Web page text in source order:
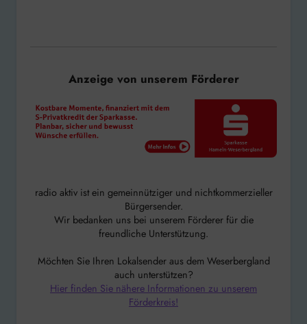
Anzeige von unserem Förderer
radio aktiv ist ein gemeinnütziger und nichtkommerzieller
Bürgersender.
Wir bedanken uns bei unserem Förderer für die
freundliche Unterstützung.
Möchten Sie Ihren Lokalsender aus dem Weserbergland
auch unterstützen?
Hier finden Sie nähere Informationen zu unserem
Förderkreis!